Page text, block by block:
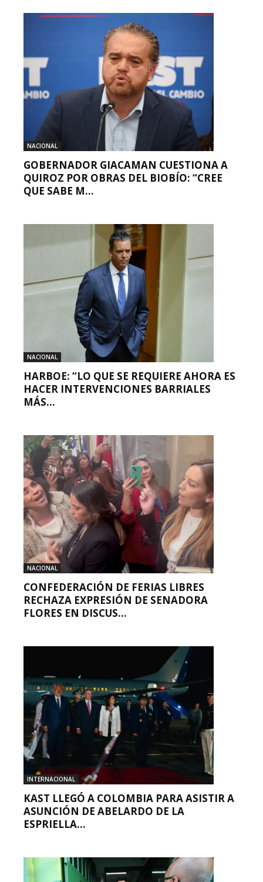
NACIONAL
GOBERNADOR GIACAMAN CUESTIONA A
QUIROZ POR OBRAS DEL BIOBÍO: “CREE
QUE SABE M...
NACIONAL
HARBOE: “LO QUE SE REQUIERE AHORA ES
HACER INTERVENCIONES BARRIALES
MÁS...
NACIONAL
CONFEDERACIÓN DE FERIAS LIBRES
RECHAZA EXPRESIÓN DE SENADORA
FLORES EN DISCUS...
INTERNACIONAL
KAST LLEGÓ A COLOMBIA PARA ASISTIR A
ASUNCIÓN DE ABELARDO DE LA
ESPRIELLA...